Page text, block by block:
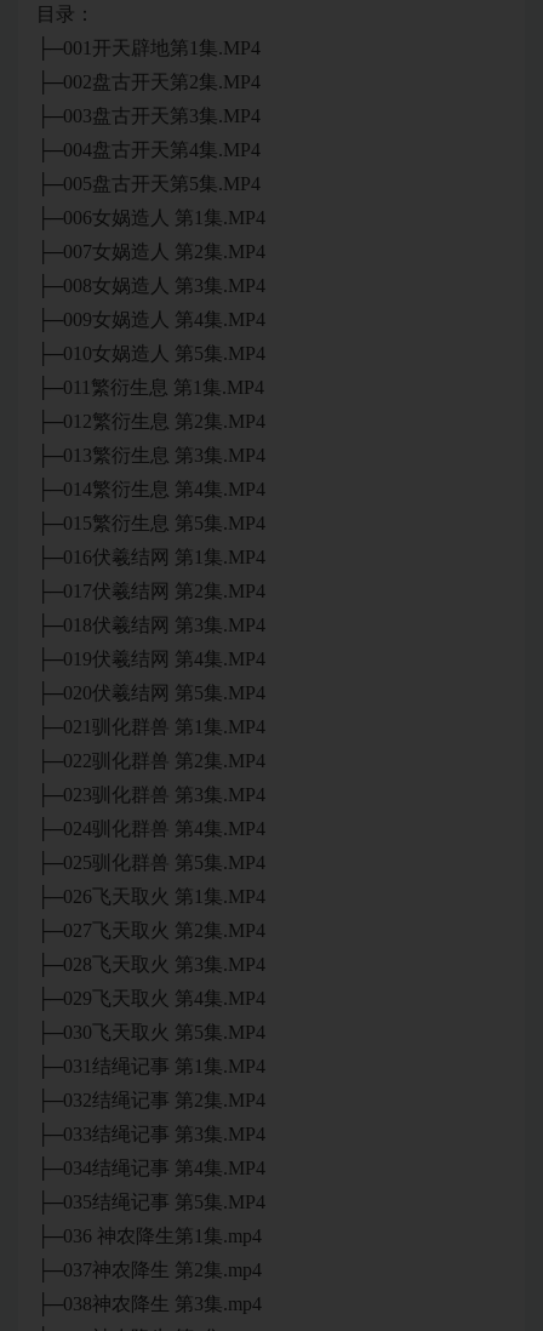
目录：
├─001开天辟地第1集.MP4
├─002盘古开天第2集.MP4
├─003盘古开天第3集.MP4
├─004盘古开天第4集.MP4
├─005盘古开天第5集.MP4
├─006女娲造人 第1集.MP4
├─007女娲造人 第2集.MP4
├─008女娲造人 第3集.MP4
├─009女娲造人 第4集.MP4
├─010女娲造人 第5集.MP4
├─011繁衍生息 第1集.MP4
├─012繁衍生息 第2集.MP4
├─013繁衍生息 第3集.MP4
├─014繁衍生息 第4集.MP4
├─015繁衍生息 第5集.MP4
├─016伏羲结网 第1集.MP4
├─017伏羲结网 第2集.MP4
├─018伏羲结网 第3集.MP4
├─019伏羲结网 第4集.MP4
├─020伏羲结网 第5集.MP4
├─021驯化群兽 第1集.MP4
├─022驯化群兽 第2集.MP4
├─023驯化群兽 第3集.MP4
├─024驯化群兽 第4集.MP4
├─025驯化群兽 第5集.MP4
├─026飞天取火 第1集.MP4
├─027飞天取火 第2集.MP4
├─028飞天取火 第3集.MP4
├─029飞天取火 第4集.MP4
├─030飞天取火 第5集.MP4
├─031结绳记事 第1集.MP4
├─032结绳记事 第2集.MP4
├─033结绳记事 第3集.MP4
├─034结绳记事 第4集.MP4
├─035结绳记事 第5集.MP4
├─036 神农降生第1集.mp4
├─037神农降生 第2集.mp4
├─038神农降生 第3集.mp4